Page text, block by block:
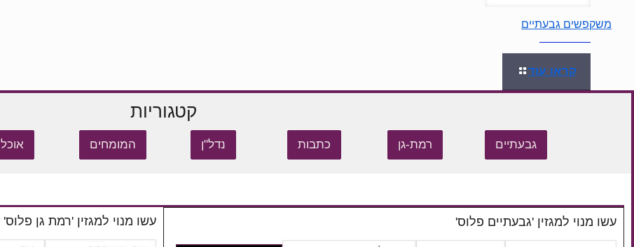
משקפשים גבעתיים
קראו עוד
קטגוריות
גבעתיים רמת-גן כתבות נדל"ן המומחים אוכל
עשו מנוי למגזין 'גבעתיים פלוס' עשו מנוי למגזין 'רמת גן פלוס'